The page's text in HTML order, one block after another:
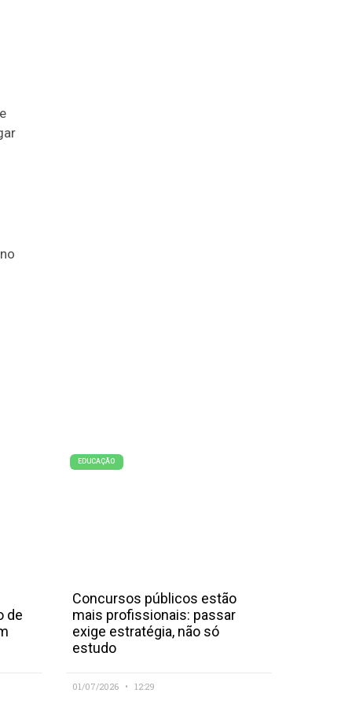
de
EDUCAÇÃO
Concursos públicos estão
mais profissionais: passar
exige estratégia, não só
estudo
01/07/2026 12:29